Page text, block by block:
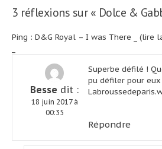
3 réflexions sur « Dolce &
Ping : D&G Royal – I was There _ (lire
Besse dit :
18 juin 2017 à
00:35
Superbe défilé !
pu défiler pour eux
Répondre